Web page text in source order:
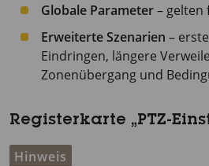
Globale Parameter– gelten
Erweiterte Szenarien –
Eindringen, längere
Zonenübergang und
Registerkarte „PTZ-
Hinweis